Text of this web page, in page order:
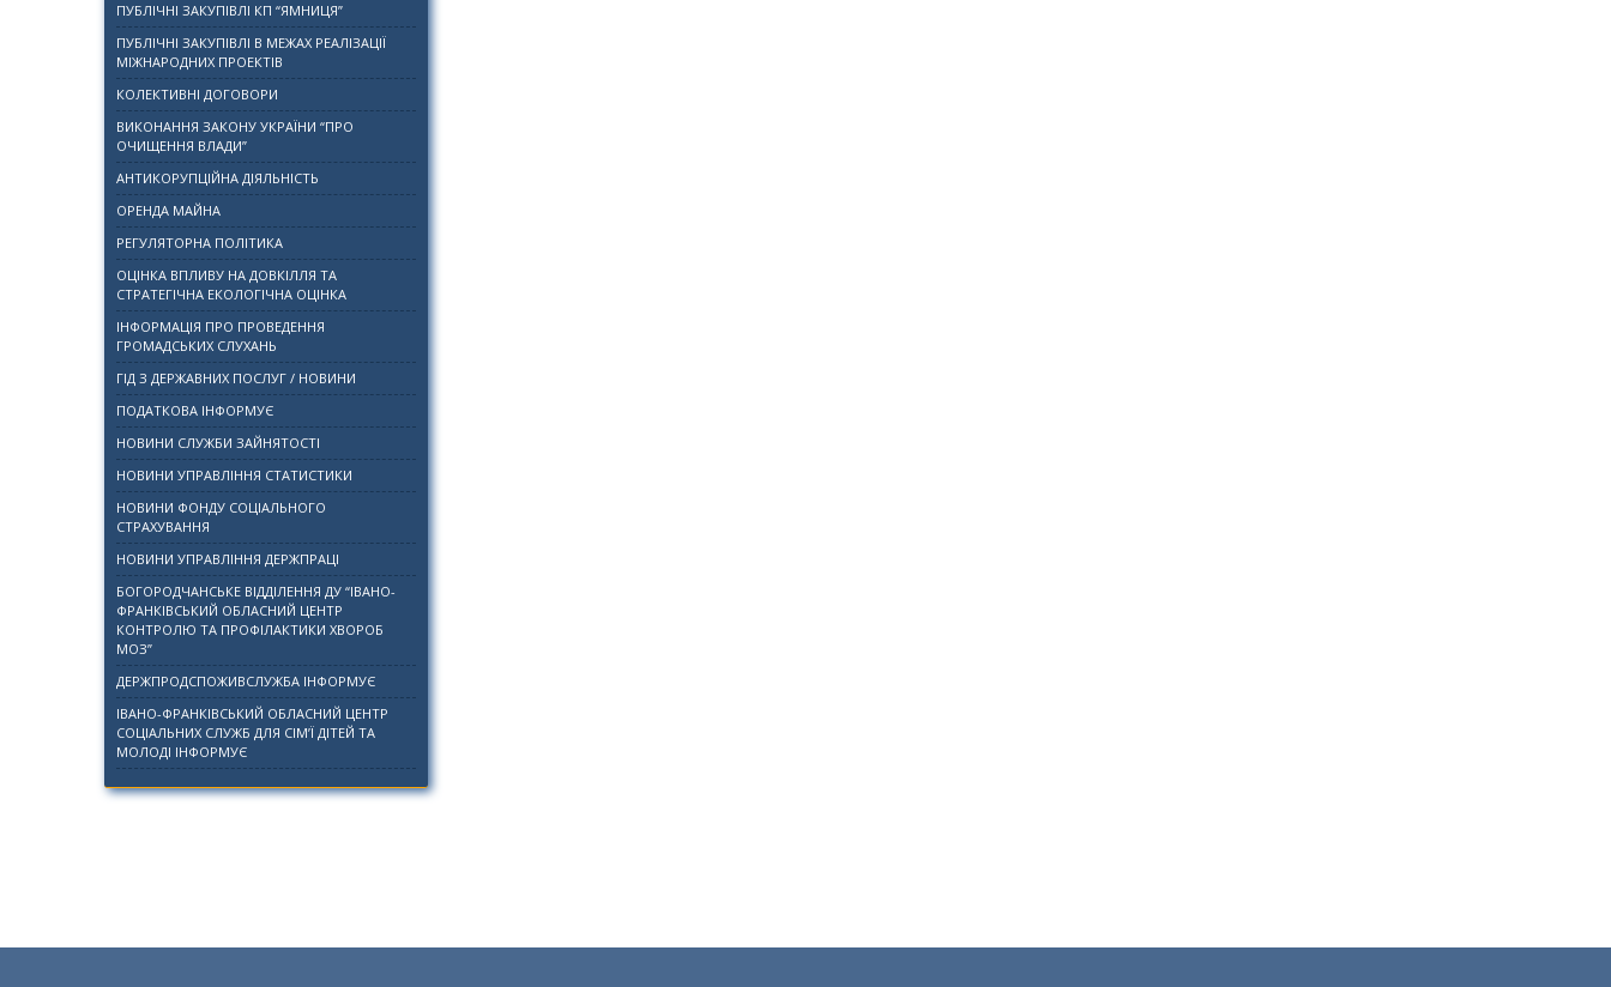
ПУБЛІЧНІ ЗАКУПІВЛІ КП “ЯМНИЦЯ”
ПУБЛІЧНІ ЗАКУПІВЛІ В МЕЖАХ РЕАЛІЗАЦІЇ
МІЖНАРОДНИХ ПРОЕКТІВ
КОЛЕКТИВНІ ДОГОВОРИ
ВИКОНАННЯ ЗАКОНУ УКРАЇНИ “ПРО
ОЧИЩЕННЯ ВЛАДИ”
АНТИКОРУПЦІЙНА ДІЯЛЬНІСТЬ
ОРЕНДА МАЙНА
РЕГУЛЯТОРНА ПОЛІТИКА
ОЦІНКА ВПЛИВУ НА ДОВКІЛЛЯ ТА
СТРАТЕГІЧНА ЕКОЛОГІЧНА ОЦІНКА
ІНФОРМАЦІЯ ПРО ПРОВЕДЕННЯ
ГРОМАДСЬКИХ СЛУХАНЬ
ГІД З ДЕРЖАВНИХ ПОСЛУГ / НОВИНИ
ПОДАТКОВА ІНФОРМУЄ
НОВИНИ СЛУЖБИ ЗАЙНЯТОСТІ
НОВИНИ УПРАВЛІННЯ СТАТИСТИКИ
НОВИНИ ФОНДУ СОЦІАЛЬНОГО
СТРАХУВАННЯ
НОВИНИ УПРАВЛІННЯ ДЕРЖПРАЦІ
БОГОРОДЧАНСЬКЕ ВІДДІЛЕННЯ ДУ “ІВАНО-
ФРАНКІВСЬКИЙ ОБЛАСНИЙ ЦЕНТР
КОНТРОЛЮ ТА ПРОФІЛАКТИКИ ХВОРОБ
МОЗ”
ДЕРЖПРОДСПОЖИВСЛУЖБА ІНФОРМУЄ
ІВАНО-ФРАНКІВСЬКИЙ ОБЛАСНИЙ ЦЕНТР
СОЦІАЛЬНИХ СЛУЖБ ДЛЯ СІМ’Ї ДІТЕЙ ТА
МОЛОДІ ІНФОРМУЄ